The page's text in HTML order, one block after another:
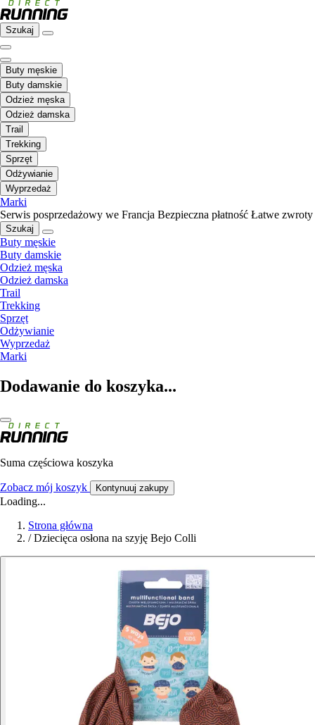
Szukaj
Buty męskie
Buty damskie
Odzież męska
Odzież damska
Trail
Trekking
Sprzęt
Odżywianie
Wyprzedaż
Marki
Serwis posprzedażowy we Francja Bezpieczna płatność Łatwe zwroty
Szukaj
Buty męskie
Buty damskie
Odzież męska
Odzież damska
Trail
Trekking
Sprzęt
Odżywianie
Wyprzedaż
Marki
Dodawanie do koszyka...
Suma częściowa koszyka
Zobacz mój koszyk Kontynuuj zakupy
Loading...
Strona główna
/ Dziecięca osłona na szyję Bejo Colli